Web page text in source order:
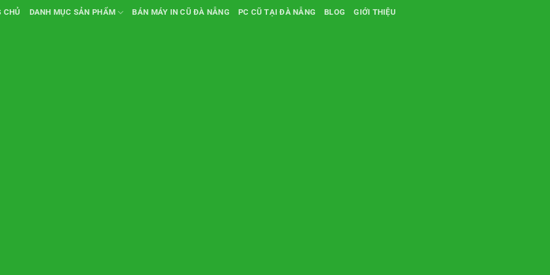
CHỦ DANH MỤC SẢN PHẨM BÁN MÁY IN CŨ ĐÀ NẴNG PC CŨ TẠI ĐÀ NẴNG BLOG GIỚI THIỆU